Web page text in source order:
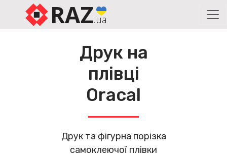
RAZ.ua
Друк на
плівці
Oracal
Друк та фігурна порізка
самоклеючої плівки